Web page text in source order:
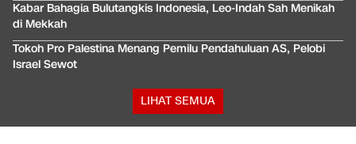
Kabar Bahagia Bulutangkis Indonesia, Leo-Indah Sah Menikah
di Mekkah
Tokoh Pro Palestina Menang Pemilu Pendahuluan AS, Pelobi
Israel Sewot
LIHAT SEMUA